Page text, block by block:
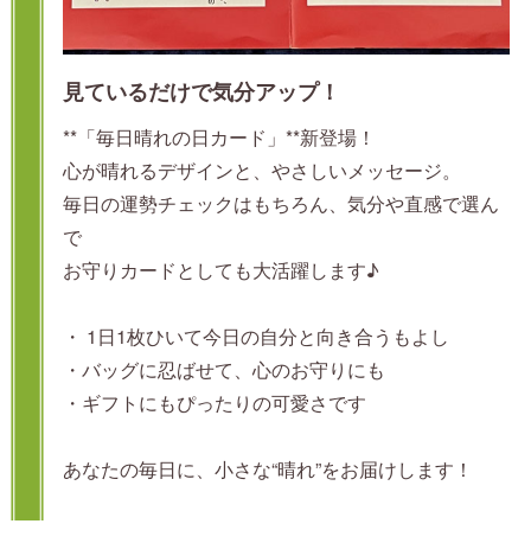
見ているだけで気分アップ！
**「毎日晴れの日カード」**新登場！
心が晴れるデザインと、やさしいメッセージ。
毎日の運勢チェックはもちろん、気分や直感で選ん
で
お守りカードとしても大活躍します♪
・ 1日1枚ひいて今日の自分と向き合うもよし
・バッグに忍ばせて、心のお守りにも
・ギフトにもぴったりの可愛さです
あなたの毎日に、小さな“晴れ”をお届けします！